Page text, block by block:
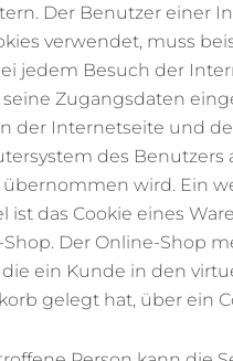
Der Benutzer einer
verwendet, muss
jedem Besuch der
Zugangsdaten
der Internetseite und
des Benutzers
übernommen wird. Ein
ist das Cookie eines
Der Online-Shop
die ein Kunde in den
gelegt hat, über ein